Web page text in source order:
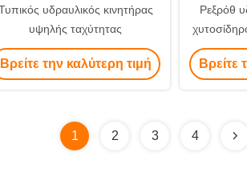
υδραυλικός κινητήρας
υψηλής ταχύτητας
Βρείτε την καλύτερη τιμή
Ρεξρόθ
Βρείτε
1 2 3 4